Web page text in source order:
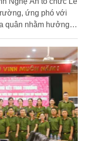
ứng phó với
quân nhằm hưởng